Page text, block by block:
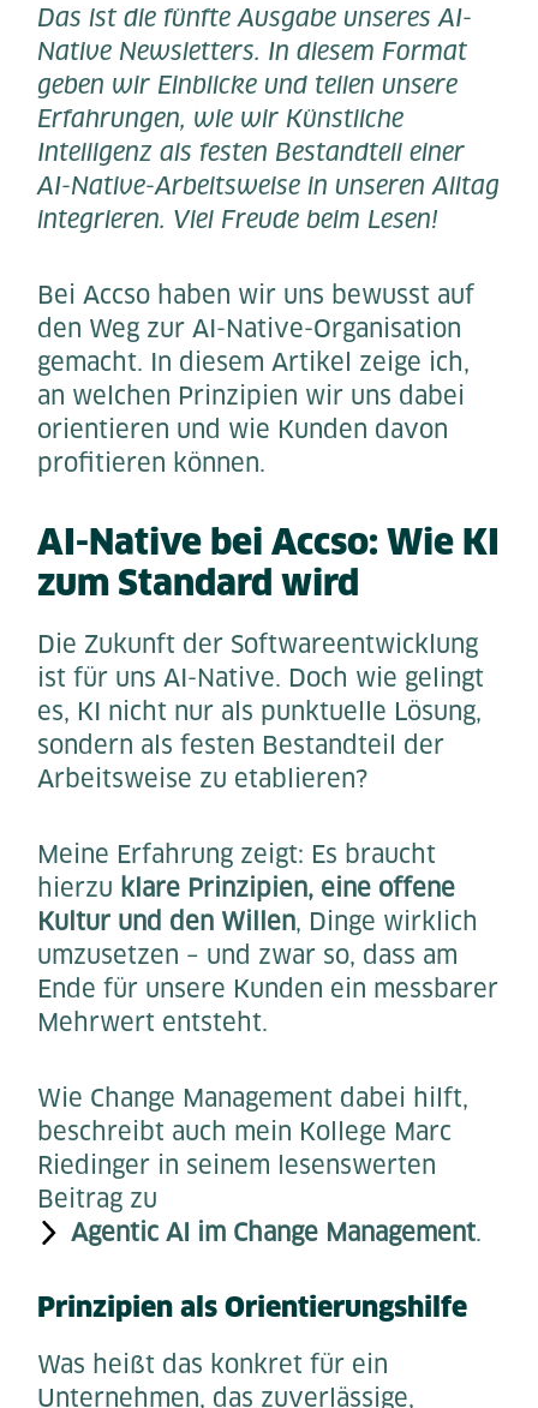
Das ist die fünfte Ausgabe unseres AI-
Native Newsletters. In diesem Format
geben wir Einblicke und teilen unsere
Erfahrungen, wie wir Künstliche
Intelligenz als festen Bestandteil einer
AI-Native-Arbeitsweise in unseren Alltag
integrieren. Viel Freude beim Lesen!
Bei Accso haben wir uns bewusst auf
den Weg zur AI-Native-Organisation
gemacht. In diesem Artikel zeige ich,
an welchen Prinzipien wir uns dabei
orientieren und wie Kunden davon
profitieren können.
AI-Native bei Accso: Wie KI
zum Standard wird
Die Zukunft der Softwareentwicklung
ist für uns AI-Native. Doch wie gelingt
es, KI nicht nur als punktuelle Lösung,
sondern als festen Bestandteil der
Arbeitsweise zu etablieren?
Meine Erfahrung zeigt: Es braucht
hierzu klare Prinzipien, eine offene
Kultur und den Willen, Dinge wirklich
umzusetzen – und zwar so, dass am
Ende für unsere Kunden ein messbarer
Mehrwert entsteht.
Wie Change Management dabei hilft,
beschreibt auch mein Kollege Marc
Riedinger in seinem lesenswerten
Beitrag zu
Agentic AI im Change Management.
Prinzipien als Orientierungshilfe
Was heißt das konkret für ein
Unternehmen, das zuverlässige,